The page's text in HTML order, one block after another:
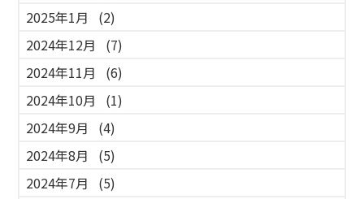
2025年1月
(2)
2024年12月
(7)
2024年11月
(6)
2024年10月
(1)
2024年9月
(4)
2024年8月
(5)
2024年7月
(5)